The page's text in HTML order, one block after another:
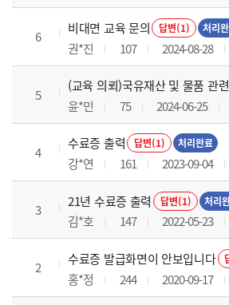
6
비대면 교육 문의 답변(1) 처리
권*진 107 2024-08-28
5
(교육 의뢰)국유재산 및 물품 관련
윤*민 75 2024-06-25
4
수료증 출력 답변(1) 처리완료
강*연 161 2023-09-04
3
21년 수료증 출력 답변(1) 처리
김*호 147 2022-05-23
2
수료증 발급화면이 안보입니다
홍*정 244 2020-09-17